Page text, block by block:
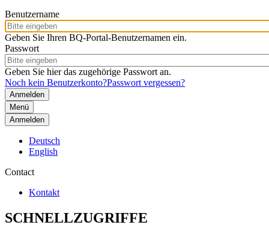
Benutzername
Geben Sie Ihren BQ-Portal-Benutzernamen ein.
Passwort
Geben Sie hier das zugehörige Passwort an.
Noch kein Benutzerkonto?Passwort vergessen?
Menü
Anmelden
Deutsch
English
Contact
Kontakt
SCHNELLZUGRIFFE